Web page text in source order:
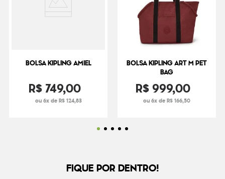
BOLSA KIPLING AMIEL
R$ 749,00
ou 6x de R$ 124,83
BOLSA KIPLING ART M PET
BAG
R$999,00
ou 6x de R$ 166,50
FIQUE POR DENTRO!